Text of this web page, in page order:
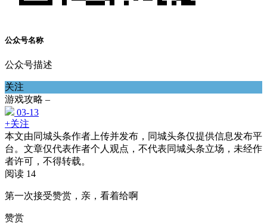
公众号名称
公众号描述
关注
游戏攻略 –
03-13
+关注
本文由同城头条作者上传并发布，同城头条仅提供信息发布平
台。文章仅代表作者个人观点，不代表同城头条立场，未经作
者许可，不得转载。
阅读 14
第一次接受赞赏，亲，看着给啊
赞赏